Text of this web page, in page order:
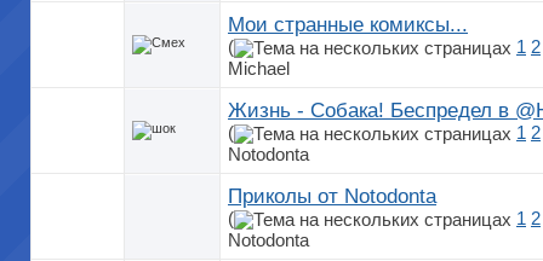
Мои странные комиксы...
( 1 2
Michael
Жизнь - Собака! Беспредел в
( 1 2
Notodonta
Приколы от Notodonta
( 1 2
Notodonta